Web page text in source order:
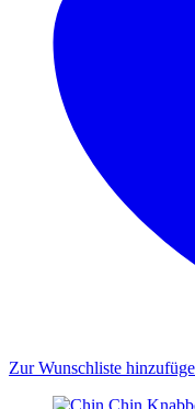
Zur Wunschliste